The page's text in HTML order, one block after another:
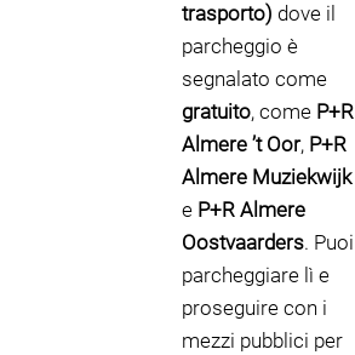
trasporto) dove il
parcheggio è
segnalato come
gratuito, come P+R
Almere ’t Oor, P+R
Almere Muziekwijk
e P+R Almere
Oostvaarders. Puoi
parcheggiare lì e
proseguire con i
mezzi pubblici per